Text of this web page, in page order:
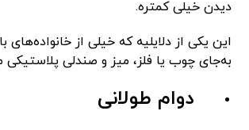
دیدن خیلی کمتره.
این یکی از دلایلیه که خیلی از خانواده‌های
به‌جای چوب یا فلز، میز و صندلی
دوام طولانی